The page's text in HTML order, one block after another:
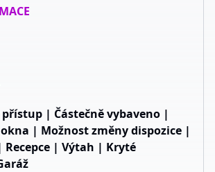
| Částečně vybaveno |
| Možnost změny dispozice |
Recepce | Výtah | Kryté